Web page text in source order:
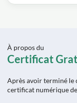
À propos du
Certificat
Après avoir terminé le
certificat numérique